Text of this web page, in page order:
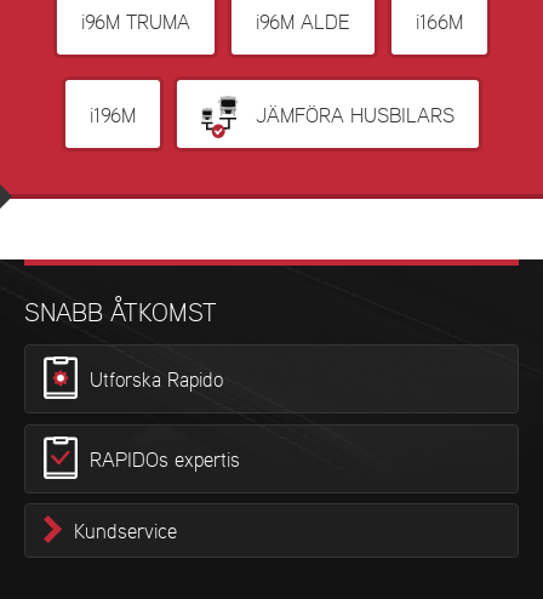
i96M TRUMA i96M ALDE i166M
i196M JÄMFÖRA HUSBILARS
SNABB ÅTKOMST
Utforska Rapido
RAPIDOs expertis
Kundservice